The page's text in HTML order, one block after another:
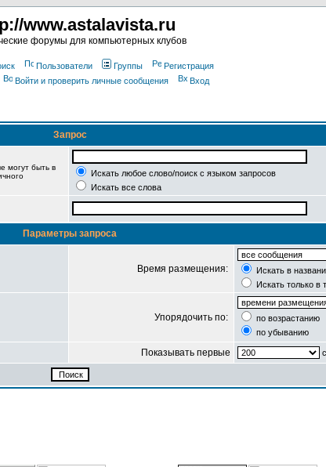
www.astalavista.ru
форумы для компьютерных клубов
Пользователи Группы
Регистрация
Войти и проверить личные сообщения Вход
Запрос
могут быть в
Искать любое слово/поиск с языком запросов
Искать все слова
Параметры запроса
Время размещения:
Искать в
Искать только в
Упорядочить по:
по возрастанию
по убыванию
Показывать первые